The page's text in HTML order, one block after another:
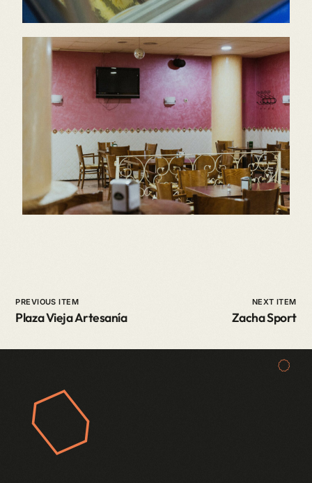
PREVIOUS ITEM
Plaza Vieja Artesanía
NEXT ITEM
Zacha Sport